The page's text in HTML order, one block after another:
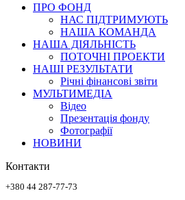
ПРО ФОНД
НАС ПІДТРИМУЮТЬ
НАША КОМАНДА
НАША ДІЯЛЬНІСТЬ
ПОТОЧНІ ПРОЕКТИ
НАШІ РЕЗУЛЬТАТИ
Річні фінансові звіти
МУЛЬТИМЕДІА
Відео
Презентація фонду
Фотографії
НОВИНИ
Контакти
+380 44 287-77-73